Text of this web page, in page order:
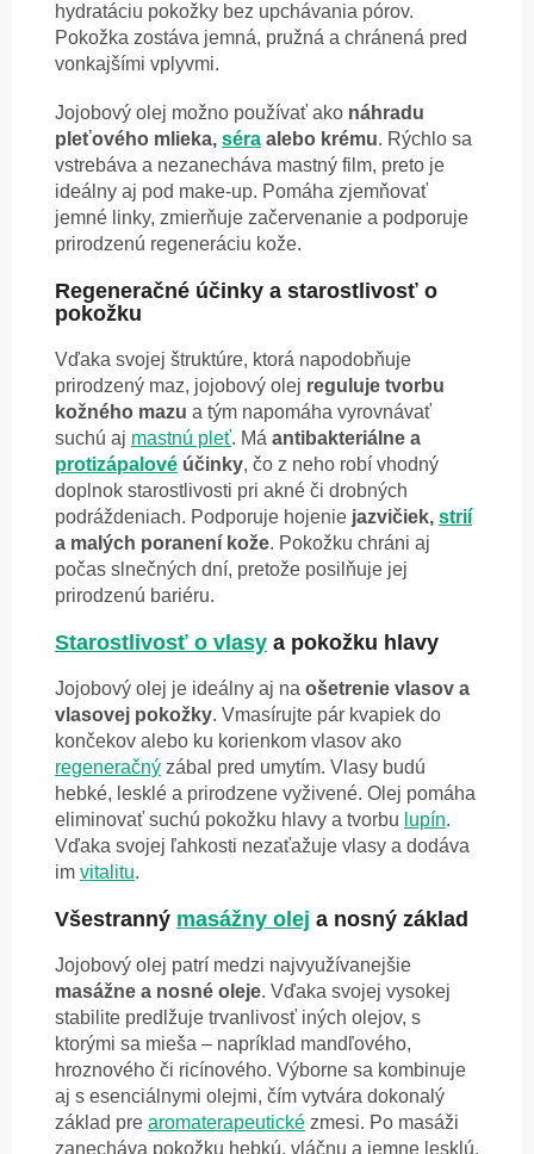
hydratáciu pokožky bez upchávania pórov.
Pokožka zostáva jemná, pružná a chránená pred
vonkajšími vplyvmi.
Jojobový olej možno používať ako náhradu
pleťového mlieka, séra alebo krému. Rýchlo sa
vstrebáva a nezanecháva mastný film, preto je
ideálny aj pod make-up. Pomáha zjemňovať
jemné linky, zmierňuje začervenanie a podporuje
prirodzenú regeneráciu kože.
Regeneračné účinky a starostlivosť o
pokožku
Vďaka svojej štruktúre, ktorá napodobňuje
prirodzený maz, jojobový olej reguluje tvorbu
kožného mazu a tým napomáha vyrovnávať
suchú aj mastnú pleť. Má antibakteriálne a
protizápalové účinky, čo z neho robí vhodný
doplnok starostlivosti pri akné či drobných
podráždeniach. Podporuje hojenie jazvičiek, strií
a malých poranení kože. Pokožku chráni aj
počas slnečných dní, pretože posilňuje jej
prirodzenú bariéru.
Starostlivosť o vlasy a pokožku hlavy
Jojobový olej je ideálny aj na ošetrenie vlasov a
vlasovej pokožky. Vmasírujte pár kvapiek do
končekov alebo ku korienkom vlasov ako
regeneračný zábal pred umytím. Vlasy budú
hebké, lesklé a prirodzene vyživené. Olej pomáha
eliminovať suchú pokožku hlavy a tvorbu lupín.
Vďaka svojej ľahkosti nezaťažuje vlasy a dodáva
im vitalitu.
Všestranný masážny olej a nosný základ
Jojobový olej patrí medzi najvyužívanejšie
masážne a nosné oleje. Vďaka svojej vysokej
stabilite predlžuje trvanlivosť iných olejov, s
ktorými sa mieša – napríklad mandľového,
hroznového či ricínového. Výborne sa kombinuje
aj s esenciálnymi olejmi, čím vytvára dokonalý
základ pre aromaterapeutické zmesi. Po masáži
zanecháva pokožku hebkú, vláčnu a jemne lesklú.